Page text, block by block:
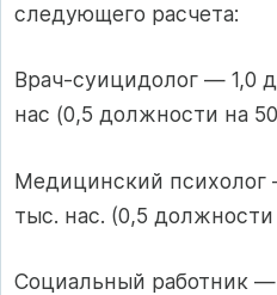
следующего расчета:
Врач-суицидолог — 1,0
нас (0,5 должности на
Медицинский психолог
тыс. нас. (0,5
Социальный работник —